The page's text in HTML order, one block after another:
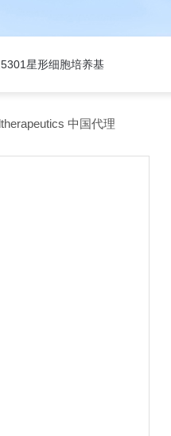
星形细胞培养基
中国代理